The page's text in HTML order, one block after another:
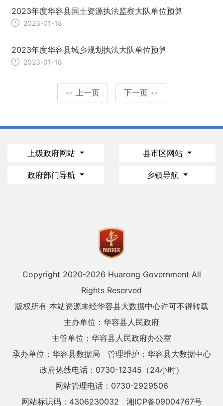
2023年度华容县国土资源执法监察大队单位预算
2023-01-18
2023年度华容县城乡规划执法大队单位预算
2023-01-18
<< 上一页 下一页 >>
上级政府网站 县市区网站
政府部门导航 乡镇导航
Copyright 2020-2026 Huarong Government All
Rights Reserved
版权所有 本站资源未经华容县大数据中心许可不得转载
主办单位：华容县人民政府
主管单位：华容县人民政府办公室
承办单位：华容县数据局
管理维护：华容县大数据中心
政府热线电话：0730-12345（24小时）
网站管理电话：0730-2929506
网站标识码：4306230032
湘ICP备09004767号